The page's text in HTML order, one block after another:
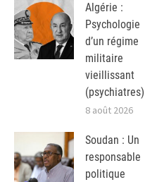
Algérie :
Psychologie
d’un régime
militaire
vieillissant
(psychiatres)
8 août 2026
Soudan : Un
responsable
politique